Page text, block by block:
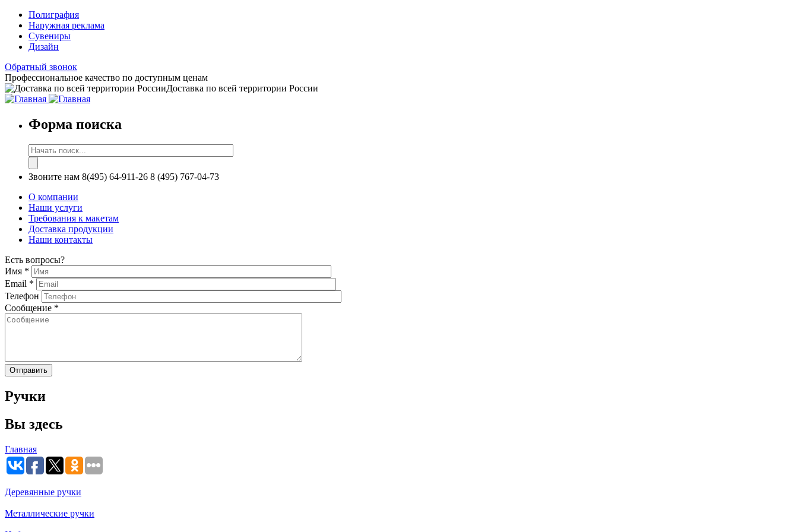
Полиграфия
Наружная реклама
Сувениры
Дизайн
Обратный звонок
Профессиональное качество по доступным ценам
Доставка по всей территории России
Форма поиска
Звоните нам 8(495) 64-911-26 8 (495) 767-04-73
О компании
Наши услуги
Требования к макетам
Доставка продукции
Наши контакты
Есть вопросы?
Имя *
Email *
Телефон
Сообщение *
Ручки
Вы здесь
Главная
Деревянные ручки
Металлические ручки